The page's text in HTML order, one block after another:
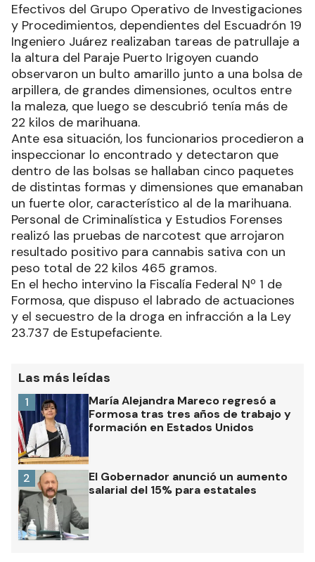
Efectivos del Grupo Operativo de Investigaciones
y Procedimientos, dependientes del Escuadrón 19
Ingeniero Juárez realizaban tareas de patrullaje a
la altura del Paraje Puerto Irigoyen cuando
observaron un bulto amarillo junto a una bolsa de
arpillera, de grandes dimensiones, ocultos entre
la maleza, que luego se descubrió tenía más de
22 kilos de marihuana.
Ante esa situación, los funcionarios procedieron a
inspeccionar lo encontrado y detectaron que
dentro de las bolsas se hallaban cinco paquetes
de distintas formas y dimensiones que emanaban
un fuerte olor, característico al de la marihuana.
Personal de Criminalística y Estudios Forenses
realizó las pruebas de narcotest que arrojaron
resultado positivo para cannabis sativa con un
peso total de 22 kilos 465 gramos.
En el hecho intervino la Fiscalía Federal Nº 1 de
Formosa, que dispuso el labrado de actuaciones
y el secuestro de la droga en infracción a la Ley
23.737 de Estupefaciente.
Las más leídas
María Alejandra Mareco regresó a
Formosa tras tres años de trabajo y
formación en Estados Unidos
1
El Gobernador anunció un aumento
salarial del 15% para estatales
2